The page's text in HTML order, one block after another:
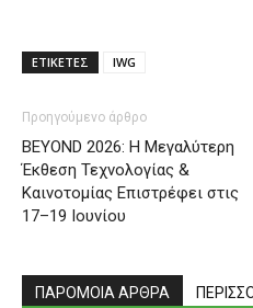
ΕΤΙΚΕΤΕΣ IWG
Προηγούμενο άρθρο
BEYOND 2026: Η Μεγαλύτερη
Έκθεση Τεχνολογίας &
Καινοτομίας Επιστρέφει στις
17–19 Ιουνίου
ΠΑΡΟΜΟΙΑ ΑΡΘΡΑ